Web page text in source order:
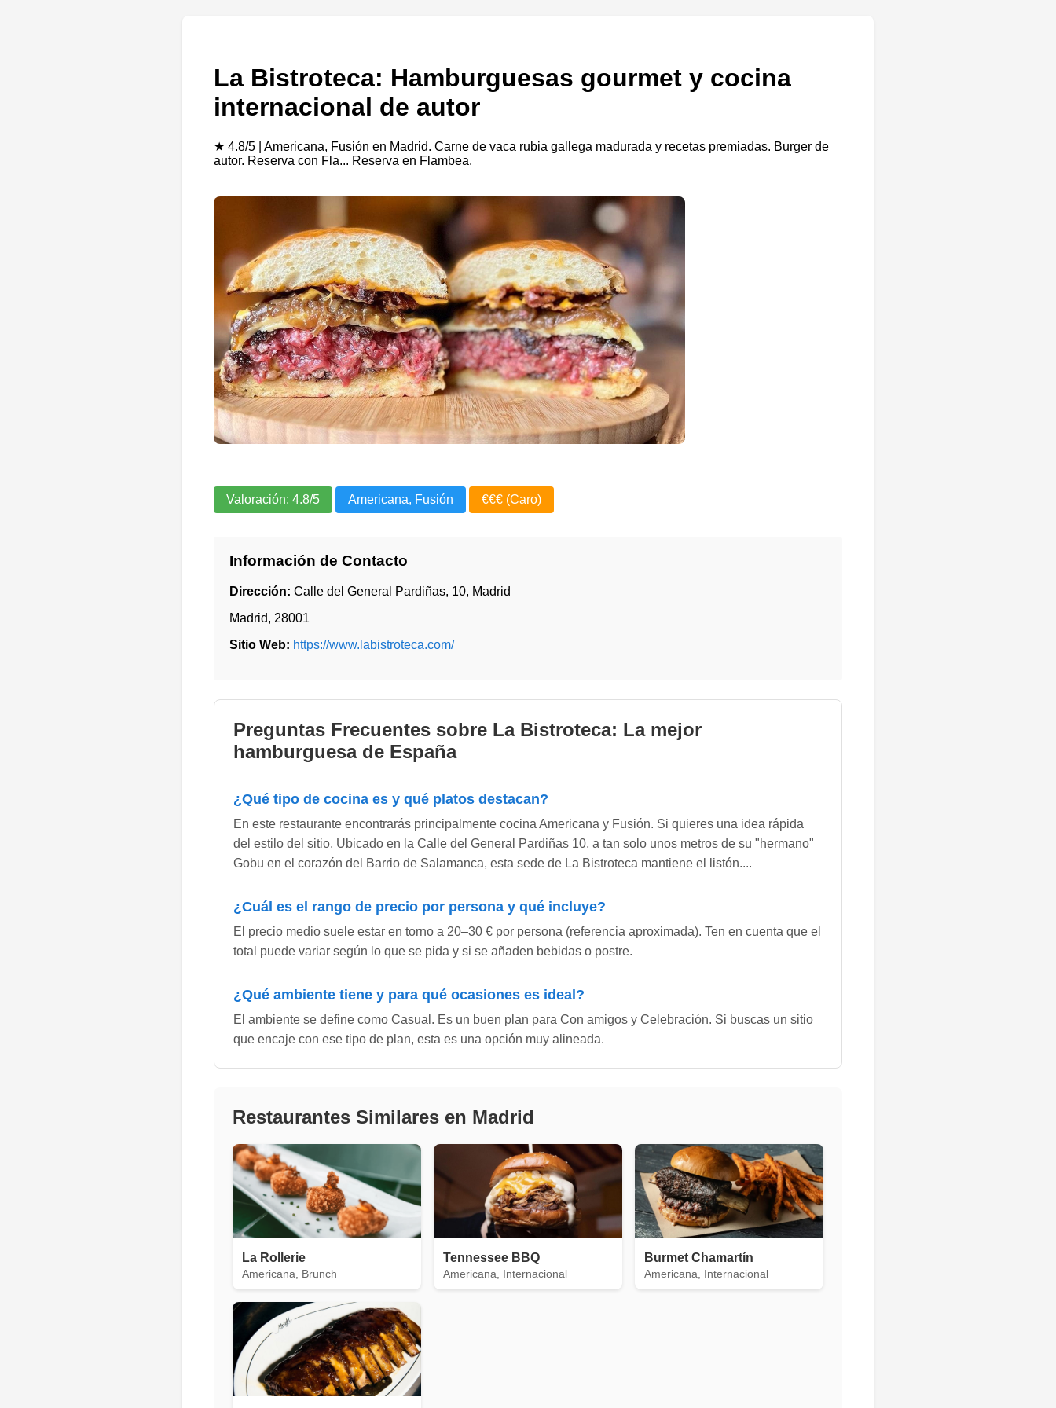
La Bistroteca: Hamburguesas gourmet y cocina
internacional de autor
★ 4.8/5 | Americana, Fusión en Madrid. Carne de vaca rubia gallega madurada y recetas premiadas. Burger de
autor. Reserva con Fla... Reserva en Flambea.
Valoración: 4.8/5 Americana, Fusión €€€ (Caro)
Información de Contacto
Dirección: Calle del General Pardiñas, 10, Madrid
Madrid, 28001
Sitio Web: https://www.labistroteca.com/
Preguntas Frecuentes sobre La Bistroteca: La mejor
hamburguesa de España
¿Qué tipo de cocina es y qué platos destacan?
En este restaurante encontrarás principalmente cocina Americana y Fusión. Si quieres una idea rápida
del estilo del sitio, Ubicado en la Calle del General Pardiñas 10, a tan solo unos metros de su "hermano"
Gobu en el corazón del Barrio de Salamanca, esta sede de La Bistroteca mantiene el listón....
¿Cuál es el rango de precio por persona y qué incluye?
El precio medio suele estar en torno a 20–30 € por persona (referencia aproximada). Ten en cuenta que el
total puede variar según lo que se pida y si se añaden bebidas o postre.
¿Qué ambiente tiene y para qué ocasiones es ideal?
El ambiente se define como Casual. Es un buen plan para Con amigos y Celebración. Si buscas un sitio
que encaje con ese tipo de plan, esta es una opción muy alineada.
Restaurantes Similares en Madrid
La Rollerie
Americana, Brunch
Tennessee BBQ
Americana, Internacional
Burmet Chamartín
Americana, Internacional